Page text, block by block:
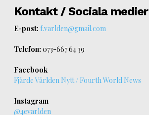
Kontakt / Sociala medier
E-post: f.varlden@gmail.com
Telefon: 073-667 64 39
Facebook
Fjärde Världen Nytt / Fourth World News
Instagram
@4evarlden